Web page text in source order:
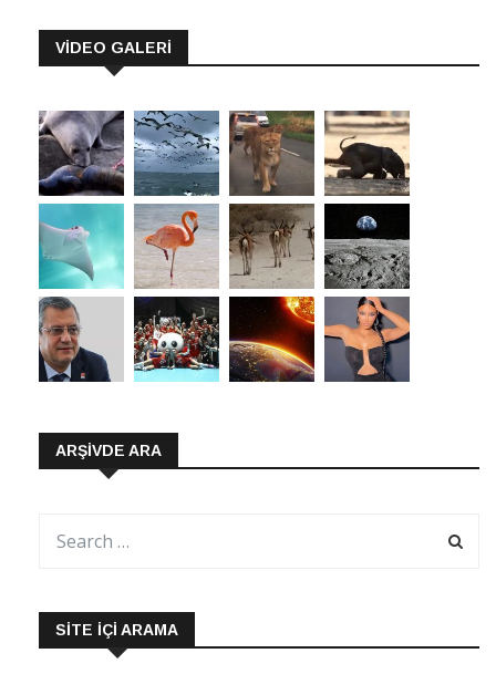
VİDEO GALERİ
ARŞIVDE ARA
SITE İÇI ARAMA